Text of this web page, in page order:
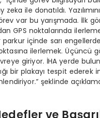
ile donatıldı.
var bu yarışmada. İlk
GPS noktalarında
içinde sarı
ilerlemek. Üçüncü
giriyor. İHA yerde
bir plakayı tespit ederek
şeklinde
ve